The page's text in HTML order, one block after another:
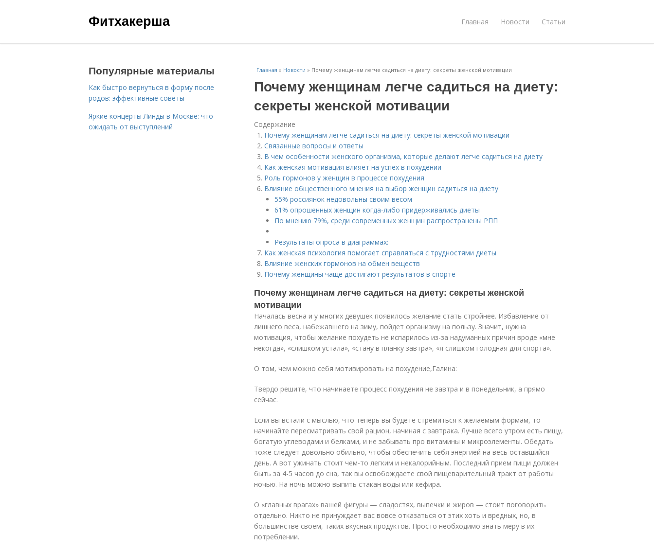
Фитхакерша Главная Новости Статьи
Главная » Новости » Почему женщинам легче садиться на диету: секреты женской мотивации
Почему женщинам легче садиться на диету:
секреты женской мотивации
Содержание
Почему женщинам легче садиться на диету: секреты женской мотивации
Связанные вопросы и ответы
В чем особенности женского организма, которые делают легче садиться на диету
Как женская мотивация влияет на успех в похудении
Роль гормонов у женщин в процессе похудения
Влияние общественного мнения на выбор женщин садиться на диету
55% россиянок недовольны своим весом
61% опрошенных женщин когда-либо придерживались диеты
По мнению 79%, среди современных женщин распространены РПП
Результаты опроса в диаграммах:
Как женская психология помогает справляться с трудностями диеты
Влияние женских гормонов на обмен веществ
Почему женщины чаще достигают результатов в спорте
Почему женщинам легче садиться на диету: секреты женской
мотивации
Началась весна и у многих девушек появилось желание стать стройнее. Избавление от
лишнего веса, набежавшего на зиму, пойдет организму на пользу. Значит, нужна
мотивация, чтобы желание похудеть не испарилось из-за надуманных причин вроде «мне
некогда», «слишком устала», «стану в планку завтра», «я слишком голодная для спорта».
О том, чем можно себя мотивировать на похудение,Галина:
Твердо решите, что начинаете процесс похудения не завтра и в понедельник, а прямо
сейчас.
Если вы встали с мыслью, что теперь вы будете стремиться к желаемым формам, то
начинайте пересматривать свой рацион, начиная с завтрака. Лучше всего утром есть пищу,
богатую углеводами и белками, и не забывать про витамины и микроэлементы. Обедать
тоже следует довольно обильно, чтобы обеспечить себя энергией на весь оставшийся
день. А вот ужинать стоит чем-то легким и некалорийным. Последний прием пищи должен
быть за 4-5 часов до сна, так вы освобождаете свой пищеварительный тракт от работы
ночью. На ночь можно выпить стакан воды или кефира.
О «главных врагах» вашей фигуры — сладостях, выпечки и жиров — стоит поговорить
отдельно. Никто не принуждает вас вовсе отказаться от этих хоть и вредных, но, в
большинстве своем, таких вкусных продуктов. Просто необходимо знать меру в их
потреблении.
Популярные материалы
Как быстро вернуться в форму после
родов: эффективные советы
Яркие концерты Линды в Москве: что
ожидать от выступлений